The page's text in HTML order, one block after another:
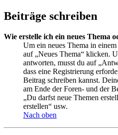
Beiträge schreiben
Wie erstelle ich ein neues Thema
Um ein neues Thema in
auf „Neues Thema“ klicken.
antworten, musst du auf
dass eine Registrierung
Beitrag schreiben kannst.
am Ende der Foren- und der
„Du darfst neue Themen
erstellen“ usw.
Nach oben